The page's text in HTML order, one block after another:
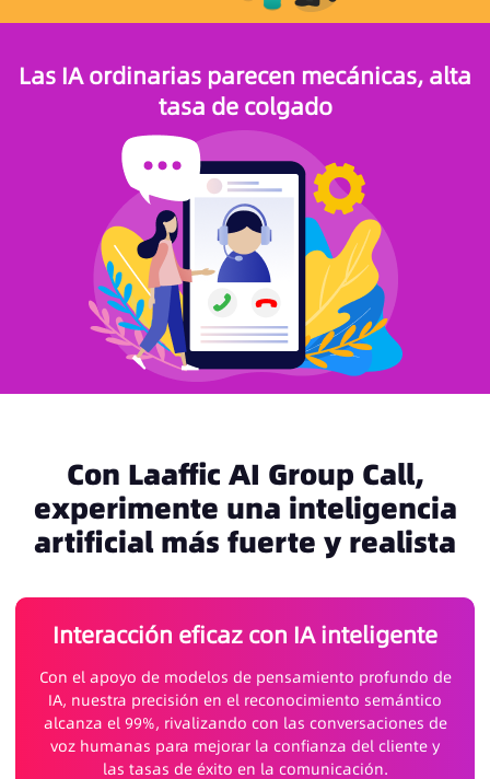
Las IA ordinarias parecen mecánicas, alta
tasa de colgado
Con Laaffic AI Group Call,
experimente una inteligencia
artificial más fuerte y realista
Interacción eficaz con IA inteligente
Con el apoyo de modelos de pensamiento profundo de
IA, nuestra precisión en el reconocimiento semántico
alcanza el 99%, rivalizando con las conversaciones de
voz humanas para mejorar la confianza del cliente y
las tasas de éxito en la comunicación.